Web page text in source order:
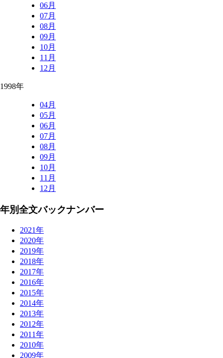
06月
07月
08月
09月
10月
11月
12月
1998年
04月
05月
06月
07月
08月
09月
10月
11月
12月
年別全文バックナンバー
2021年
2020年
2019年
2018年
2017年
2016年
2015年
2014年
2013年
2012年
2011年
2010年
2009年